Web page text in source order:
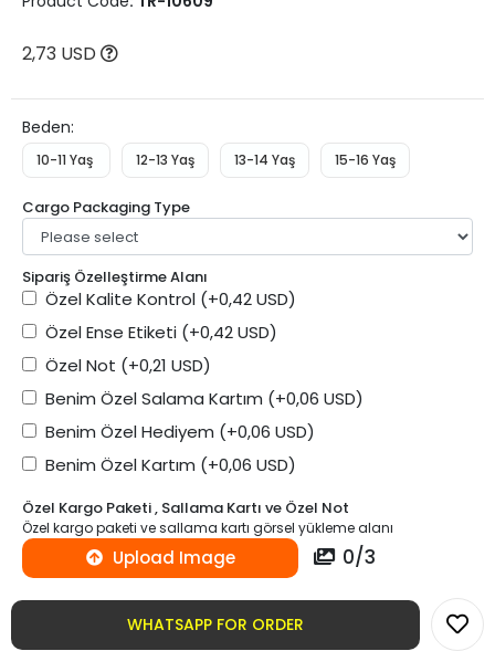
2,73 USD
Beden:
10-11 Yaş 12-13 Yaş 13-14 Yaş 15-16 Yaş
Cargo Packaging Type
Sipariş Özelleştirme Alanı
Özel Kalite Kontrol (+0,42 USD)
Özel Ense Etiketi (+0,42 USD)
Özel Not (+0,21 USD)
Benim Özel Salama Kartım (+0,06 USD)
Benim Özel Hediyem (+0,06 USD)
Benim Özel Kartım (+0,06 USD)
Özel Kargo Paketi , Sallama Kartı ve Özel Not
Özel kargo paketi ve sallama kartı görsel yükleme alanı
Upload Image 0/3
WHATSAPP FOR ORDER